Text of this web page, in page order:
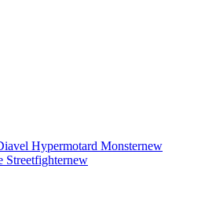
Hypermotard Monsternew
Streetfighternew